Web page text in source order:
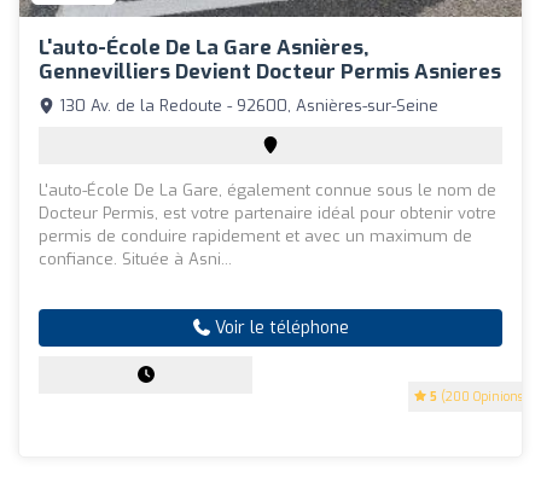
L'auto-École De La Gare Asnières,
Gennevilliers Devient Docteur Permis Asnieres
5 (200 Opinions)
130 Av. de la Redoute - 92600, Asnières-sur-Seine
L'auto-École De La Gare, également connue sous le nom de
Docteur Permis, est votre partenaire idéal pour obtenir votre
permis de conduire rapidement et avec un maximum de
confiance. Située à Asni...
Voir le téléphone